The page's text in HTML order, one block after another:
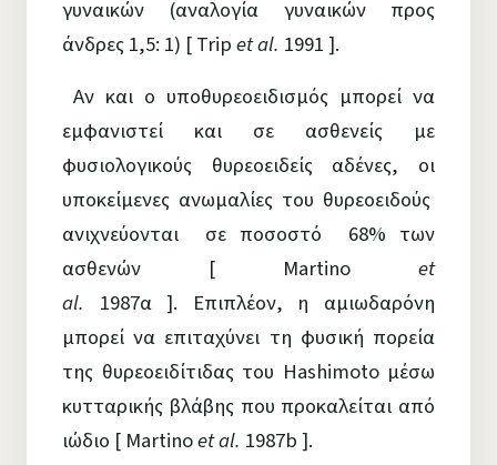
γυναικών (αναλογία γυναικών προς
άνδρες 1,5: 1) [ Tripet al. 1991 ].
Αν και ο υποθυρεοειδισμός μπορεί να
εμφανιστεί και σε ασθενείς με
φυσιολογικούς θυρεοειδείς αδένες, οι
υποκείμενες ανωμαλίες του θυρεοειδούς
ανιχνεύονται σε ποσοστό 68% των
ασθενών [ Martino et
al. 1987α ]. Επιπλέον, η αμιωδαρόνη
μπορεί να επιταχύνει τη φυσική πορεία
της θυρεοειδίτιδας του Hashimoto μέσω
κυτταρικής βλάβης που προκαλείται από
ιώδιο [ Martinoet al. 1987b ].